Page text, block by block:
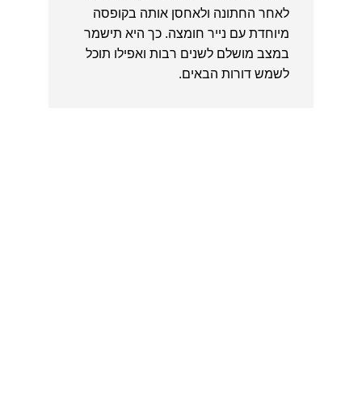
לאחר החתונה ולאחסן אותה בקופסה
מיוחדת עם נייר חומצה. כך היא תישמר
במצב מושלם לשנים רבות ואפילו תוכל
לשמש דורות הבאים.